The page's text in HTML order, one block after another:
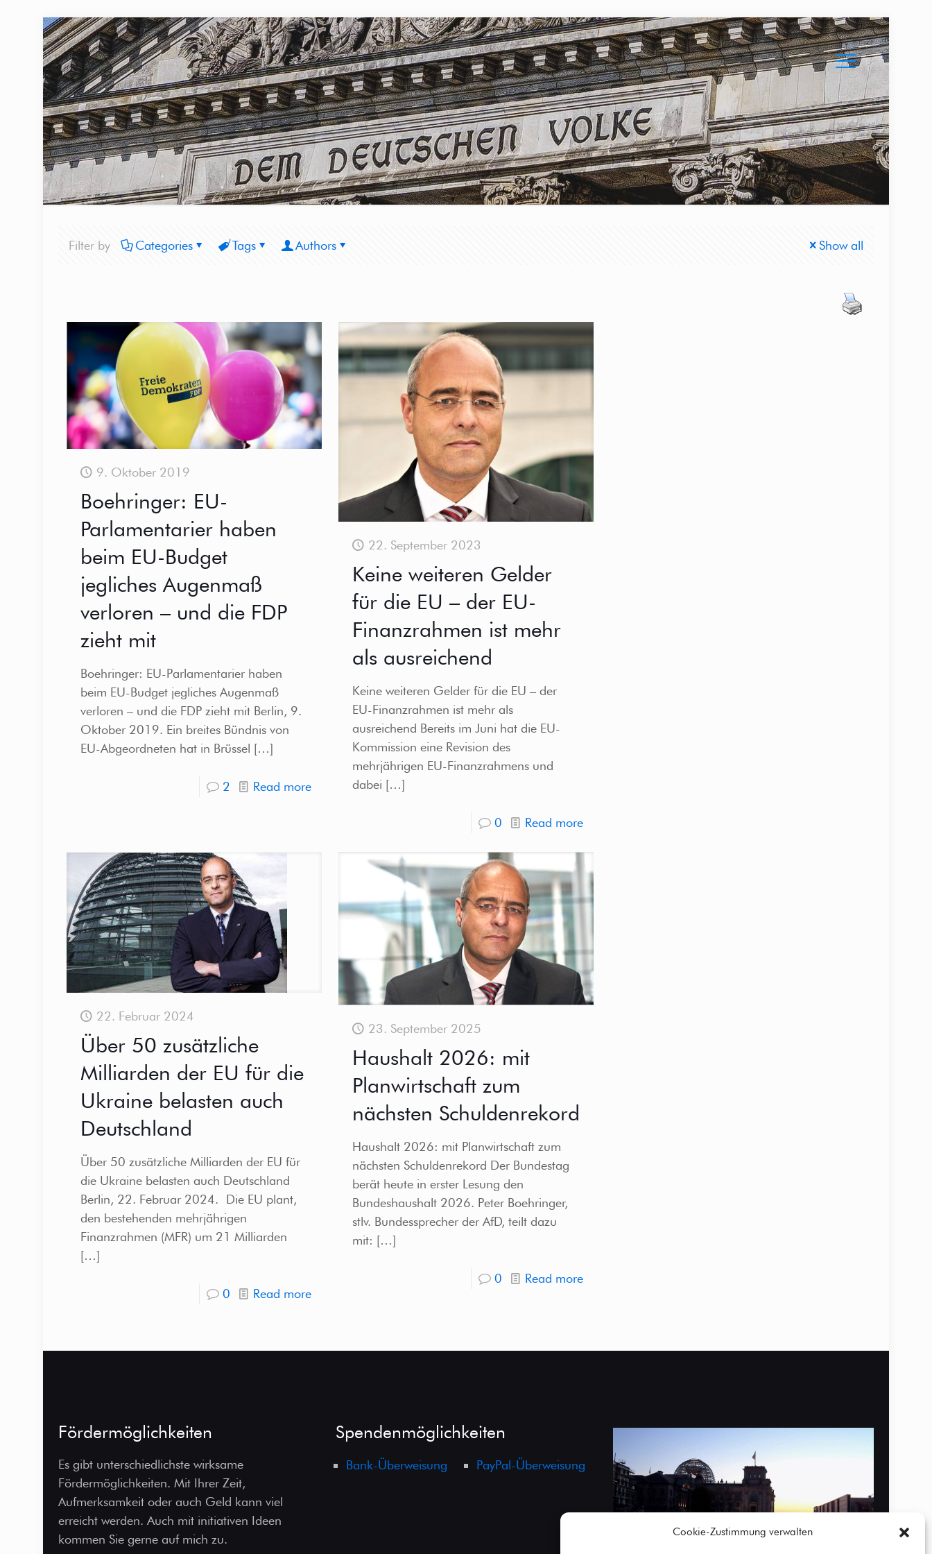
Cookie-Zustimmung verwalten
Filter by Categories Tags Authors Show all
9. Oktober 2019
Boehringer: EU-
Parlamentarier haben
beim EU-Budget
jegliches Augenmaß
verloren – und die FDP
zieht mit
Boehringer: EU-Parlamentarier haben
beim EU-Budget jegliches Augenmaß
verloren – und die FDP zieht mit Berlin, 9.
Oktober 2019. Ein breites Bündnis von
EU-Abgeordneten hat in Brüssel […]
2 Read more
22. September 2023
Keine weiteren Gelder
für die EU – der EU-
Finanzrahmen ist mehr
als ausreichend
Keine weiteren Gelder für die EU – der
EU-Finanzrahmen ist mehr als
ausreichend Bereits im Juni hat die EU-
Kommission eine Revision des
mehrjährigen EU-Finanzrahmens und
dabei […]
0 Read more
22. Februar 2024
Über 50 zusätzliche
Milliarden der EU für die
Ukraine belasten auch
Deutschland
Über 50 zusätzliche Milliarden der EU für
die Ukraine belasten auch Deutschland
Berlin, 22. Februar 2024. Die EU plant,
den bestehenden mehrjährigen
Finanzrahmen (MFR) um 21 Milliarden
[…]
0 Read more
23. September 2025
Haushalt 2026: mit
Planwirtschaft zum
nächsten Schuldenrekord
Haushalt 2026: mit Planwirtschaft zum
nächsten Schuldenrekord Der Bundestag
berät heute in erster Lesung den
Bundeshaushalt 2026. Peter Boehringer,
stlv. Bundessprecher der AfD, teilt dazu
mit: […]
0 Read more
Fördermöglichkeiten
Es gibt unterschiedlichste wirksame
Fördermöglichkeiten. Mit Ihrer Zeit,
Aufmerksamkeit oder auch Geld kann viel
erreicht werden. Auch mit initiativen Ideen
kommen Sie gerne auf mich zu.
Spendenmöglichkeiten
Bank-Überweisung PayPal-Überweisung